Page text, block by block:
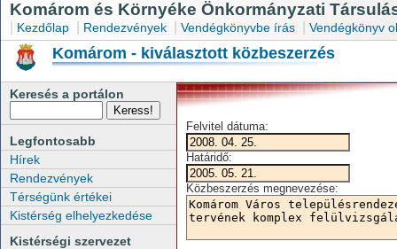
Komárom és Környéke Önkormányzati
Kezdőlap Rendezvények Vendégkönyvbe írás Vendégkönyv
Komárom - kiválasztott közbeszerzés
Keresés a portálon
Legfontosabb
Hírek
Rendezvények
Térségünk értékei
Kistérség elhelyezkedése
Kistérségi szervezet
Felvitel dátuma:
Határidő:
Közbeszerzés megnevezése: